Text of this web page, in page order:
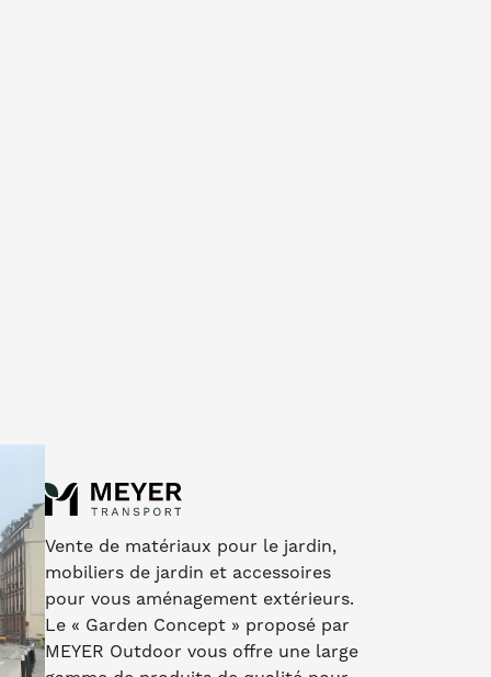
Vente de matériaux pour le jardin,
mobiliers de jardin et accessoires
pour vous aménagement extérieurs.
Le « Garden Concept » proposé par
MEYER Outdoor vous offre une large